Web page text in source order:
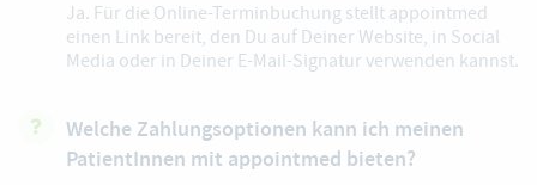
Ja. Für die Online-Terminbuchung stellt appointmed
einen Link bereit, den Du auf Deiner Website, in Social
Media oder in Deiner E-Mail-Signatur verwenden kannst.
Welche Zahlungsoptionen kann ich meinen
PatientInnen mit appointmed bieten?